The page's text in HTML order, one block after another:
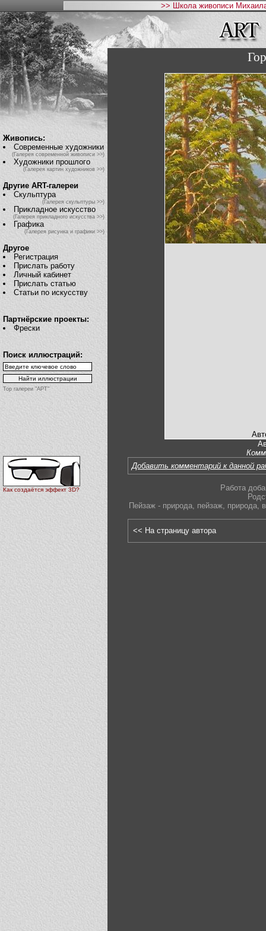
>> Школа живописи
Живопись:
Современные художники
(Галерея современной живописи >>)
Художники прошлого
(Галерея картин художников >>)
Другие ART-галереи
Скульптура
(Галерея скульптуры >>)
Прикладное искусство
(Галерея прикладного искусства >>)
Графика
(Галерея рисунка и графики >>)
Другое
Регистрация
Прислать работу
Личный кабинет
Прислать статью
Статьи по искусству
Партнёрские проекты:
Фрески
Поиск иллюстраций:
Top галереи "АРТ"
Как создаётся эффект 3D?
Добавить комментарий к данной
Работа
Пейзаж - природа, пейзаж, природа,
<< На страницу автора